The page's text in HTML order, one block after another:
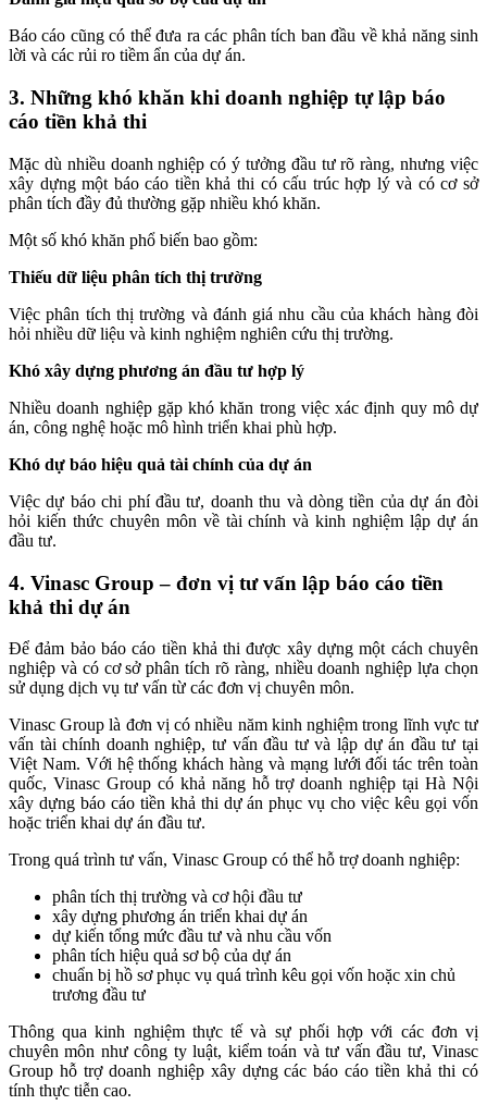
Báo cáo cũng có thể đưa ra các phân tích ban đầu về khả năng sinh
lời và các rủi ro tiềm ẩn của dự án.
3. Những khó khăn khi doanh nghiệp tự lập báo
cáo tiền khả thi
Mặc dù nhiều doanh nghiệp có ý tưởng đầu tư rõ ràng, nhưng việc
xây dựng một báo cáo tiền khả thi có cấu trúc hợp lý và có cơ sở
phân tích đầy đủ thường gặp nhiều khó khăn.
Một số khó khăn phổ biến bao gồm:
Thiếu dữ liệu phân tích thị trường
Việc phân tích thị trường và đánh giá nhu cầu của khách hàng đòi
hỏi nhiều dữ liệu và kinh nghiệm nghiên cứu thị trường.
Khó xây dựng phương án đầu tư hợp lý
Nhiều doanh nghiệp gặp khó khăn trong việc xác định quy mô dự
án, công nghệ hoặc mô hình triển khai phù hợp.
Khó dự báo hiệu quả tài chính của dự án
Việc dự báo chi phí đầu tư, doanh thu và dòng tiền của dự án đòi
hỏi kiến thức chuyên môn về tài chính và kinh nghiệm lập dự án
đầu tư.
4. Vinasc Group – đơn vị tư vấn lập báo cáo tiền
khả thi dự án
Để đảm bảo báo cáo tiền khả thi được xây dựng một cách chuyên
nghiệp và có cơ sở phân tích rõ ràng, nhiều doanh nghiệp lựa chọn
sử dụng dịch vụ tư vấn từ các đơn vị chuyên môn.
Vinasc Group là đơn vị có nhiều năm kinh nghiệm trong lĩnh vực tư
vấn tài chính doanh nghiệp, tư vấn đầu tư và lập dự án đầu tư tại
Việt Nam. Với hệ thống khách hàng và mạng lưới đối tác trên toàn
quốc, Vinasc Group có khả năng hỗ trợ doanh nghiệp tại Hà Nội
xây dựng báo cáo tiền khả thi dự án phục vụ cho việc kêu gọi vốn
hoặc triển khai dự án đầu tư.
Trong quá trình tư vấn, Vinasc Group có thể hỗ trợ doanh nghiệp:
phân tích thị trường và cơ hội đầu tư
xây dựng phương án triển khai dự án
dự kiến tổng mức đầu tư và nhu cầu vốn
phân tích hiệu quả sơ bộ của dự án
chuẩn bị hồ sơ phục vụ quá trình kêu gọi vốn hoặc xin chủ
trương đầu tư
Thông qua kinh nghiệm thực tế và sự phối hợp với các đơn vị
chuyên môn như công ty luật, kiểm toán và tư vấn đầu tư, Vinasc
Group hỗ trợ doanh nghiệp xây dựng các báo cáo tiền khả thi có
tính thực tiễn cao.